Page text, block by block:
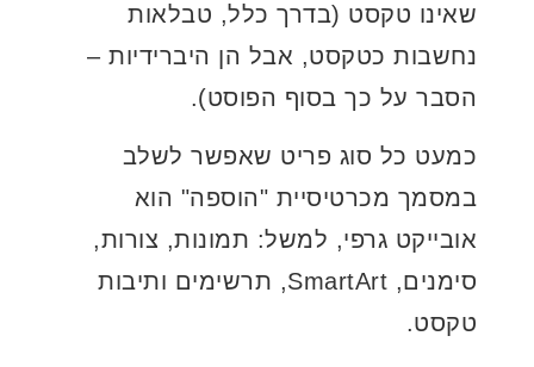
שאינו טקסט (בדרך כלל, טבלאות
נחשבות כטקסט, אבל הן היברידיות –
הסבר על כך בסוף הפוסט).
כמעט כל סוג פריט שאפשר לשלב
במסמך מכרטיסיית "הוספה" הוא
אובייקט גרפי, למשל: תמונות, צורות,
סימנים, SmartArt, תרשימים ותיבות
טקסט.